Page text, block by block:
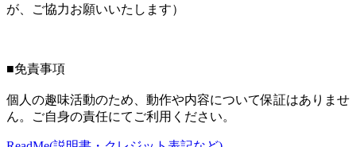
が、ご協力お願いいたします）
■免責事項
個人の趣味活動のため、動作や内容について保証はありませ
ん。ご自身の責任にてご利用ください。